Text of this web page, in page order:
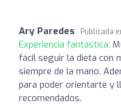
Ary Paredes Publicada
Experiencia fantástica:
fácil seguir la dieta con
siempre de la mano.
para poder orientarte y
recomendados.